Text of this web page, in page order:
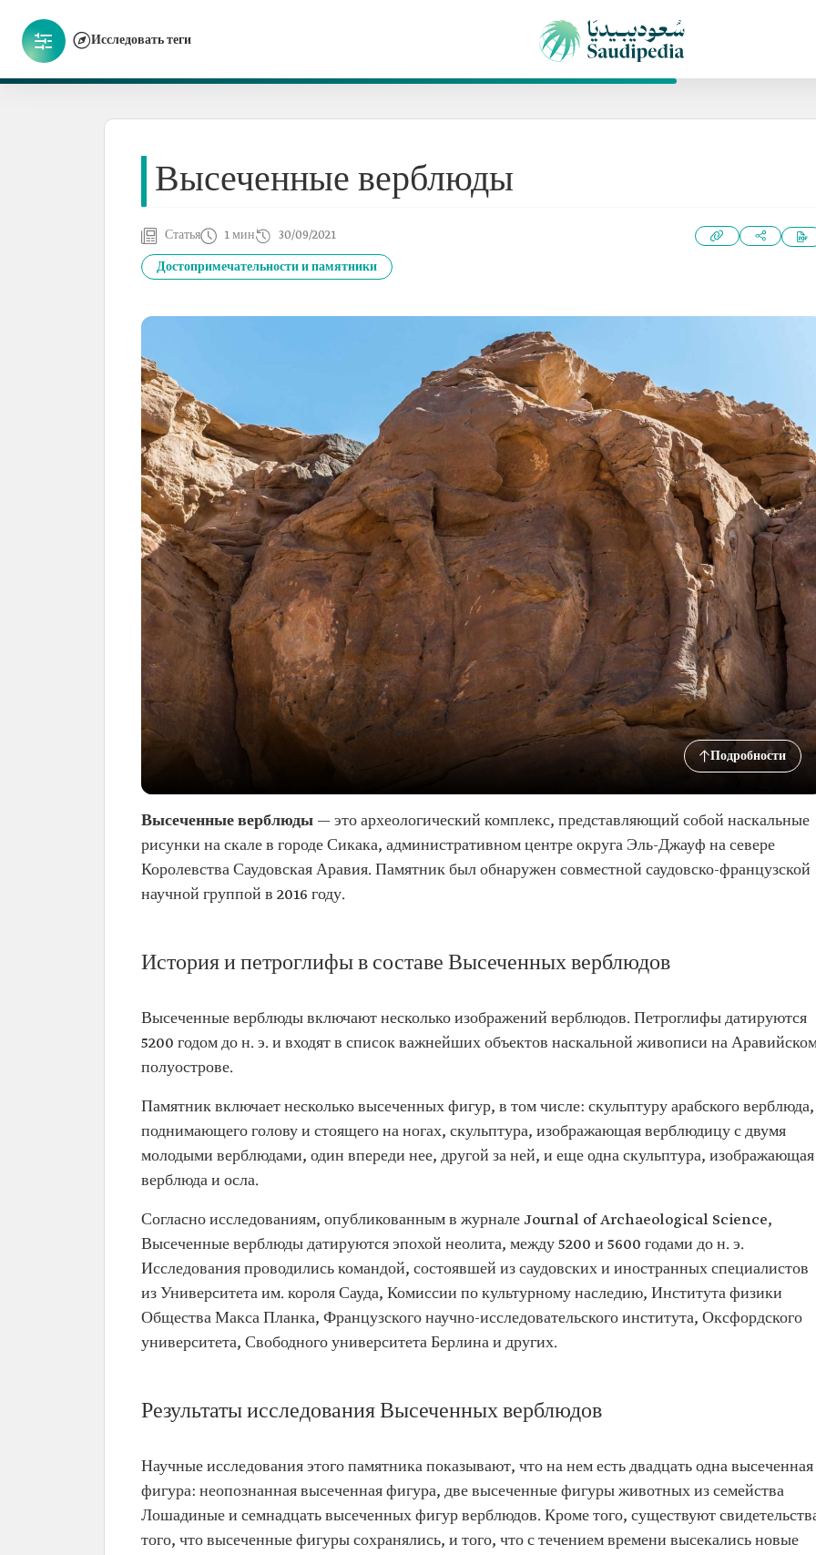
Исследовать теги
Высеченные верблюды
Статья 1 мин 30/09/2021
Достопримечательности и памятники
Подробности
Высеченные верблюды — это археологический комплекс, представляющий собой наскальные
рисунки на скале в городе Сикака, административном центре округа Эль-Джауф на севере
Королевства Саудовская Аравия. Памятник был обнаружен совместной саудовско-французской
научной группой в 2016 году.
История и петроглифы в составе Высеченных верблюдов
Высеченные верблюды включают несколько изображений верблюдов. Петроглифы датируются
5200 годом до н. э. и входят в список важнейших объектов наскальной живописи на
полуострове.
Памятник включает несколько высеченных фигур, в том числе: скульптуру арабского верблюда,
поднимающего голову и стоящего на ногах, скульптура, изображающая верблюдицу с двумя
молодыми верблюдами, один впереди нее, другой за ней, и еще одна скульптура, изображающая
верблюда и осла.
Согласно исследованиям, опубликованным в журнале Journal of Archaeological Science,
Высеченные верблюды датируются эпохой неолита, между 5200 и 5600 годами до н. э.
Исследования проводились командой, состоявшей из саудовских и иностранных специалистов
из Университета им. короля Сауда, Комиссии по культурному наследию, Института физики
Общества Макса Планка, Французского научно-исследовательского института, Оксфордского
университета, Свободного университета Берлина и других.
Результаты исследования Высеченных верблюдов
Научные исследования этого памятника показывают, что на нем есть двадцать одна высеченная
фигура: неопознанная высеченная фигура, две высеченные фигуры животных из семейства
Лошадиные и семнадцать высеченных фигур верблюдов. Кроме того, существуют
того, что высеченные фигуры сохранялись, и того, что с течением времени высекались новые